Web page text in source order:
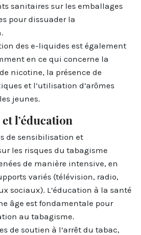
sanitaires sur les emballages
pour dissuader la
des e-liquides est également
en ce qui concerne la
nicotine, la présence de
et l’utilisation d’arômes
jeunes.
l’éducation
de sensibilisation et
les risques du tabagisme
de manière intensive, en
variés (télévision, radio,
sociaux). L’éducation à la santé
âge est fondamentale pour
au tabagisme.
de soutien à l’arrêt du tabac,